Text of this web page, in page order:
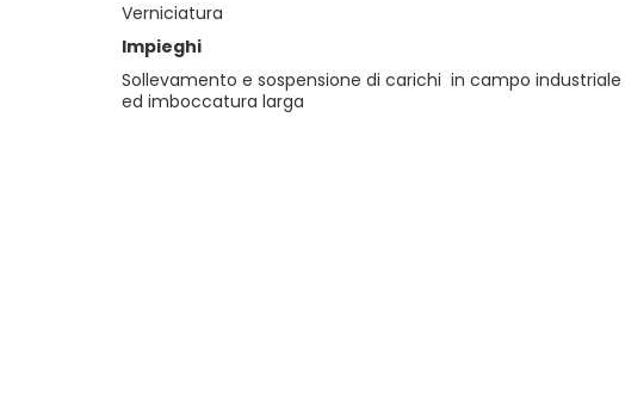
Verniciatura
Impieghi
Sollevamento e sospensione di carichi in campo
ed imboccatura larga